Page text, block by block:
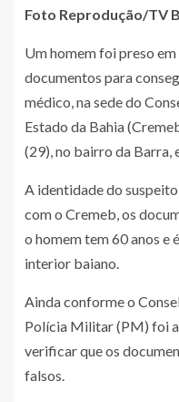
Foto Reprodução/TV
Um homem foi preso
documentos para
médico, na sede do
Estado da Bahia
(29), no bairro da Barra,
A identidade do
com o Cremeb, os
o homem tem 60 anos e
interior baiano.
Ainda conforme o
Polícia Militar (PM) foi
verificar que os
falsos.